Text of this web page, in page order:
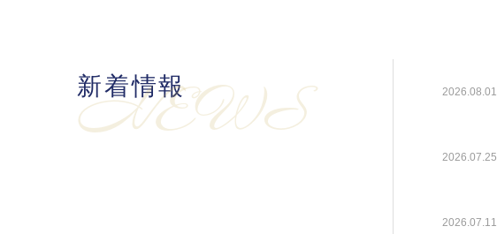
新着情報
NEWS 2026.08.01
2026.07.25
2026.07.11